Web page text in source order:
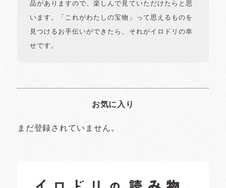
品がありますので、楽しんで見ていただけたらと思
います。「これがわたしの宝物」って思えるものを
見つけるお手伝いができたら、それがイロドリの幸
せです。
お気に入り
まだ登録されていません。
日常の様子など随時更新中です。